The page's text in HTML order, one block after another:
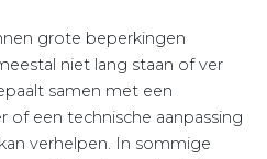
grote beperkingen
niet lang staan of ver
samen met een
of een technische aanpassing
verhelpen. In sommige